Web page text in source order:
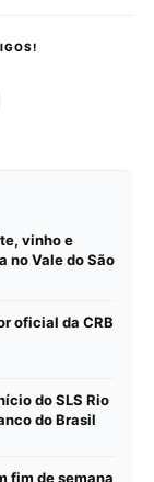
vinho e
no Vale do São
oficial da CRB
do SLS Rio
do Brasil
fim de semana